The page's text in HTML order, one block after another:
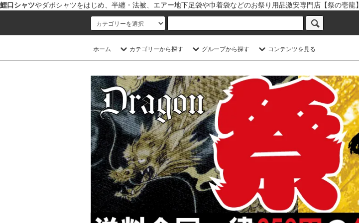
鯉口シャツやダボシャツをはじめ、半纏・法被、エアー地下足袋や巾着袋などのお祭り用品激安専門店【祭の壱龍】
ホーム カテゴリーから探す グループから探す コンテンツを見る